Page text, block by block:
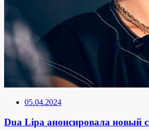
05.04.2024
Dua Lipa анонсировала новый